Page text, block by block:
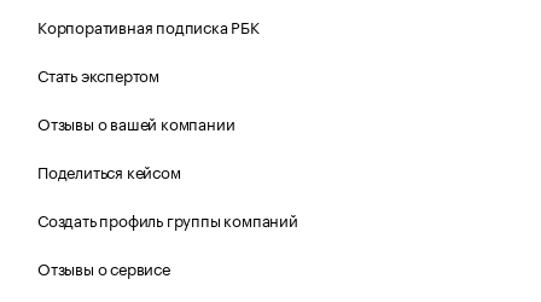
Корпоративная подписка РБК
Стать экспертом
Отзывы о вашей компании
Поделиться кейсом
Создать профиль группы компаний
Отзывы о сервисе